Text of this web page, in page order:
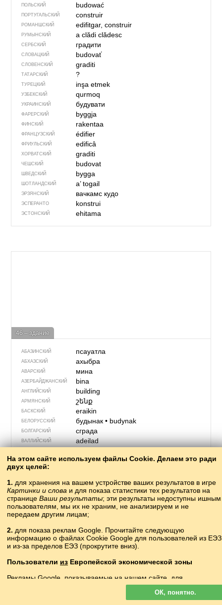
ПОЛЬСКИЙ budować
ПОРТУГАЛЬСКИЙ construir
РОМАНШСКИЙ edifitgar, construir
РУМЫНСКИЙ a clădiclădesc
СЕРБСКИЙ градити
СЛОВАЦКИЙ budovať
СЛОВЕНСКИЙ graditi
ТАТАРСКИЙ ?
ТУРЕЦКИЙ inşa etmek
УЗБЕКСКИЙ qurmoq
УКРАИНСКИЙ будувати
ФАРЕРСКИЙ byggja
ФИНСКИЙ rakentaa
ФРАНЦУЗСКИЙ édifier
ФРИУЛЬСКИЙ edificâ
ХОРВАТСКИЙ graditi
ЧЕШСКИЙ budovat
ШВЕДСКИЙ bygga
ШОТЛАНДСКИЙ a’ togail
ЭРЗЯНСКИЙ вачкамс кудо
ЭСПЕРАНТО konstrui
ЭСТОНСКИЙ ehitama
46 – здание
АБАЗИНСКИЙ псауатла
АБХАЗСКИЙ ахыбра
АВАРСКИЙ мина
АЗЕРБАЙДЖАН­СКИЙ bina
АНГЛИЙСКИЙ building
АРМЯНСКИЙ շենք
БАСКСКИЙ eraikin
БЕЛОРУССКИЙ будынак• budynak
БОЛГАРСКИЙ сграда
ВАЛЛИЙСКИЙ adeilad
ВЕРХНЕЛУЖИЦКИЙ twarjenje
ГРЕЧЕСКИЙ
ГРУЗИНСКИЙ შენობაʃɛnɔbɑ
ДАТСКИЙ bygning
ИРЛАНДСКИЙ foirgneamh
ИСЛАНДСКИЙ bygging
ИСПАНСКИЙ edificio
ИТАЛЬЯНСКИЙ edificio
КАЗАХСКИЙ ғимарат
КАТАЛАНСКИЙ edifici
КАШУБСКИЙ bùdink
КИТАЙСКИЙ 建筑物jiànzhùwù
На этом сайте используем файлы Cookie. Делаем это ради
двух целей:
1. для хранения на вашем устройстве ваших результатов в игре
Картинки и слова и для показа статистики тех результатов на
странице Ваши результаты; эти результаты недоступны ишным
пользователям, мы их не храним, не анализируем и не
передаем другим лицам;
2. для показа реклам Google. Прочитайте следующую
информацию о файлах Cookie Google для пользователей из ЕЭЗ
и из-за пределов ЕЭЗ (прокрутите вниз).
Пользователи из Европейской экономической зоны
Рекламы Google, показываемые на нашем сайте, для
персонализируются. В такой рекламе
файлы cookie не используются для персонализации объявлений,
но служат для ограничения частоты показов, подготовки сводных
ОК, понятно.